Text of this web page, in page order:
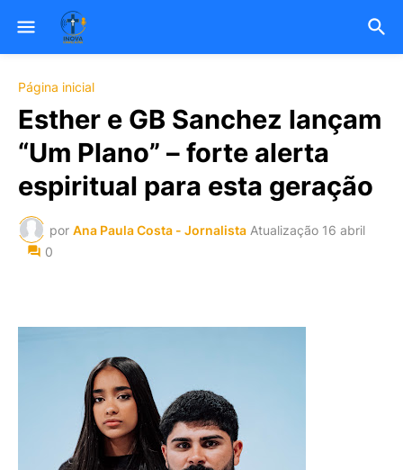
Página inicial
Esther e GB Sanchez lançam
“Um Plano” – forte alerta
espiritual para esta geração
por Ana Paula Costa - Jornalista Atualização 16 abril
0